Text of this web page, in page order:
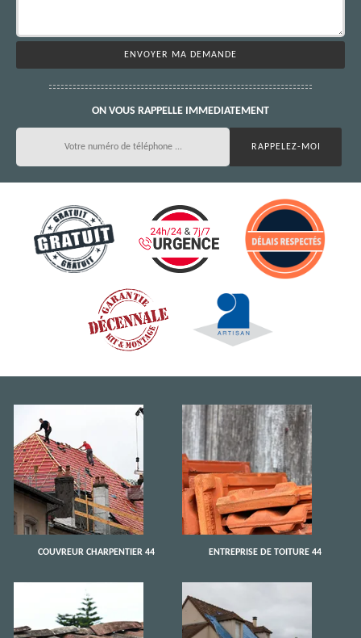
ON VOUS RAPPELLE IMMEDIATEMENT
COUVREUR CHARPENTIER 44 ENTREPRISE DE TOITURE 44